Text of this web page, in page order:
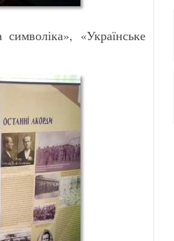
«Українське